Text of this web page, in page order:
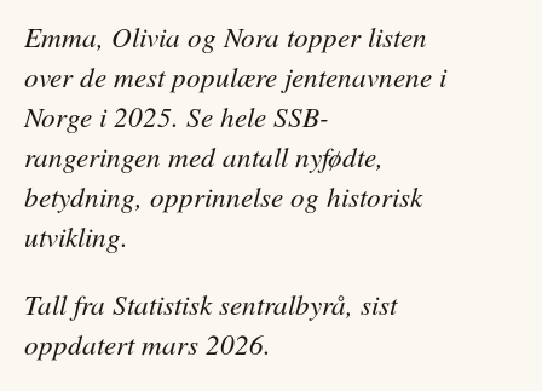
Emma, Olivia og Nora topper listen
over de mest populære jentenavnene i
Norge i2025. Se hele SSB-
rangeringen med antall nyfødte,
betydning, opprinnelse og historisk
utvikling.
Tall fra Statistisk sentralbyrå, sist
oppdatertmars 2026.